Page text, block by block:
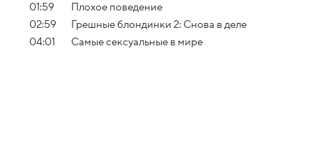
01:59
Плохое поведение
02:59
Грешные блондинки 2: Снова в деле
04:01
Самые сексуальные в мире